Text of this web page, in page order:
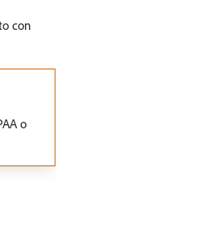
con
o